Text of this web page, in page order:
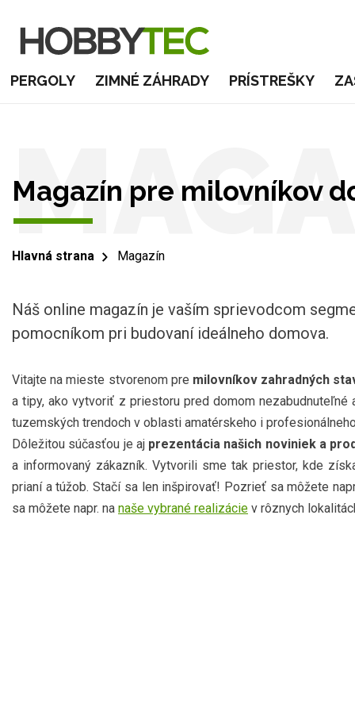
PERGOLY ZIMNÉ ZÁHRADY PRÍSTREŠKY
Magazín pre milovníkov
Hlavná strana Magazín
Náš online magazín je vaším sprievodcom
pomocníkom pri budovaní ideálneho domova.
Vitajte na mieste stvorenom pre milovníkov zahradných
a tipy, ako vytvoriť z priestoru pred domom
tuzemských trendoch v oblasti amatérskeho i
Dôležitou súčasťou je aj prezentácia našich noviniek a
a informovaný zákazník. Vytvorili sme tak priestor, kde
prianí a túžob. Stačí sa len inšpirovať! Pozrieť sa môžete
sa môžete napr. na naše vybrané realizácie v rôznych